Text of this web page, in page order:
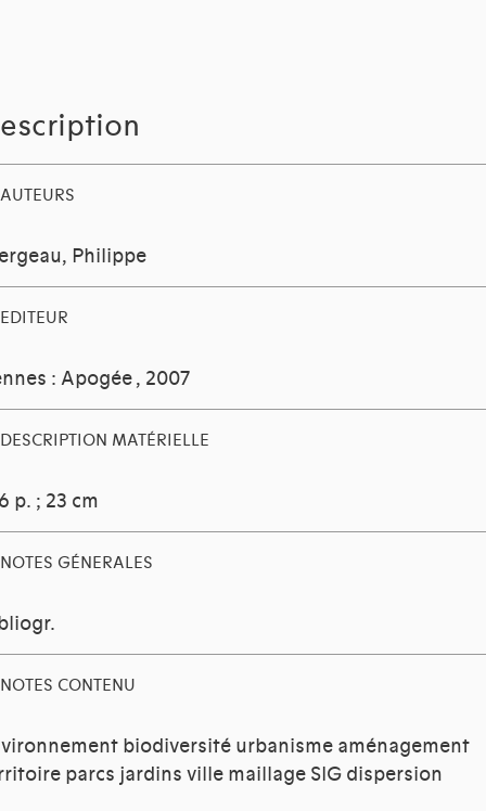
AUTEURS
Philippe
EDITEUR
: Apogée, 2007
DESCRIPTION MATÉRIELLE
p. ; 23 cm
NOTES GÉNERALES
NOTES CONTENU
biodiversité urbanisme aménagement
parcs jardins ville maillage SIG dispersion